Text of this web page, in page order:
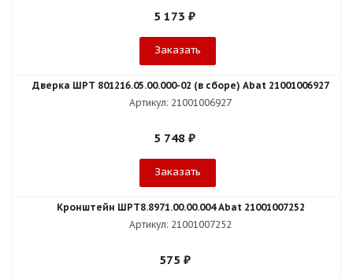
5 173 ₽
Заказать
Дверка ШРТ 801216.05.00.000-02 (в сборе) Abat 21001006927
Артикул: 21001006927
5 748 ₽
Заказать
Кронштейн ШРТ8.8971.00.00.004 Abat 21001007252
Артикул: 21001007252
575 ₽